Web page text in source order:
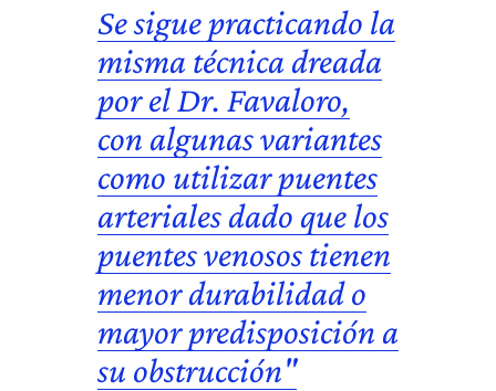
Se sigue practicando la
misma técnica dreada
por elDr. Favaloro,
con algunas variantes
como utilizar puentes
arteriales dado que los
puentes venosos tienen
menor durabilidad o
mayor predisposición a
su obstrucción"